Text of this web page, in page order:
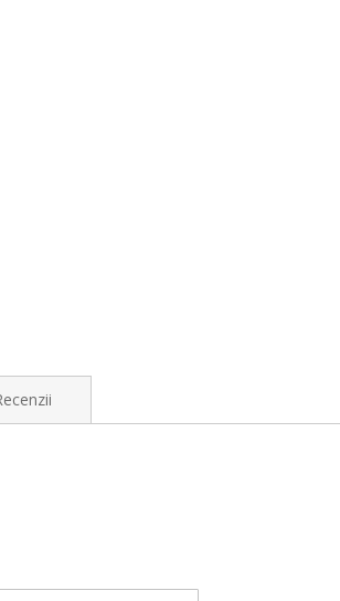
sau cash la sediul FirstEvent